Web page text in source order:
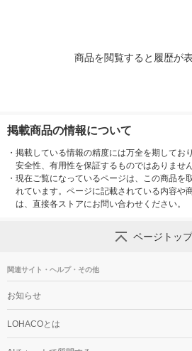
商品を閲覧すると履歴が
掲載商品の情報について
・ 掲載している情報の精度には万全を期してお
安全性、有用性を保証するものではありません
・ 現在ご覧になっているページは、この商品を
れています。ページに記載されている内容や
は、直接各ストアにお問い合わせください。
ページトッ
関連サイト・ヘルプ・その他
お知らせ
LOHACOとは